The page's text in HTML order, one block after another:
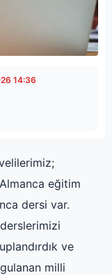
14:36
eğitim
dersi var.
ve
milli